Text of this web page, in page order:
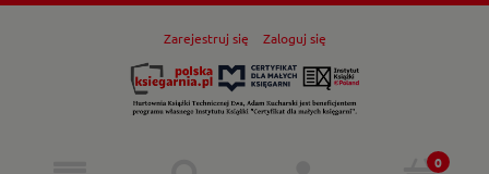
Zarejestruj się Zaloguj się